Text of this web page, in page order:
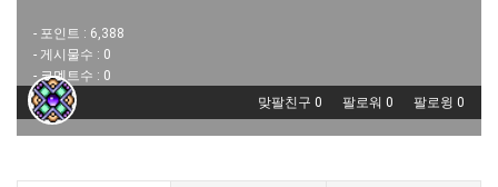
- 포인트 : 6,388
- 게시물수 : 0
- 코멘트수 : 0
맞팔친구 0
팔로워 0 팔로윙 0